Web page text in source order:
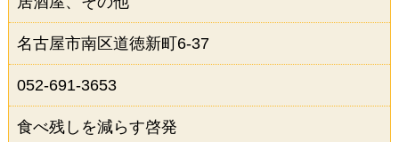
名古屋市南区道徳新町6-37
052-691-3653
食べ残しを減らす啓発